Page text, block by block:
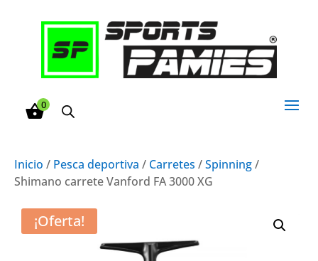
0
Inicio / Pesca deportiva / Carretes /Spinning/
Shimano carrete Vanford FA 3000 XG
¡Oferta!